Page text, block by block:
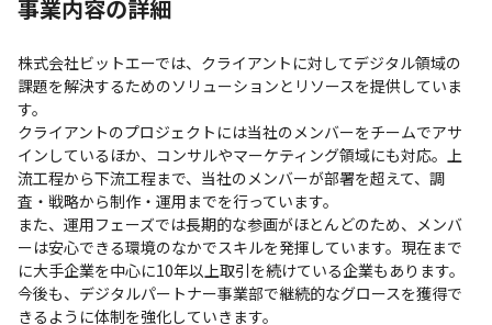
事業内容の詳細
株式会社ビットエーでは、クライアントに対してデジタル領域の
課題を解決するためのソリューションとリソースを提供していま
す。
クライアントのプロジェクトには当社のメンバーをチームでアサ
インしているほか、コンサルやマーケティング領域にも対応。上
流工程から下流工程まで、当社のメンバーが部署を超えて、調
査・戦略から制作・運用までを行っています。
また、運用フェーズでは長期的な参画がほとんどのため、メンバ
ーは安心できる環境のなかでスキルを発揮しています。現在まで
に大手企業を中心に10年以上取引を続けている企業もあります。
今後も、デジタルパートナー事業部で継続的なグロースを獲得で
きるように体制を強化していきます。